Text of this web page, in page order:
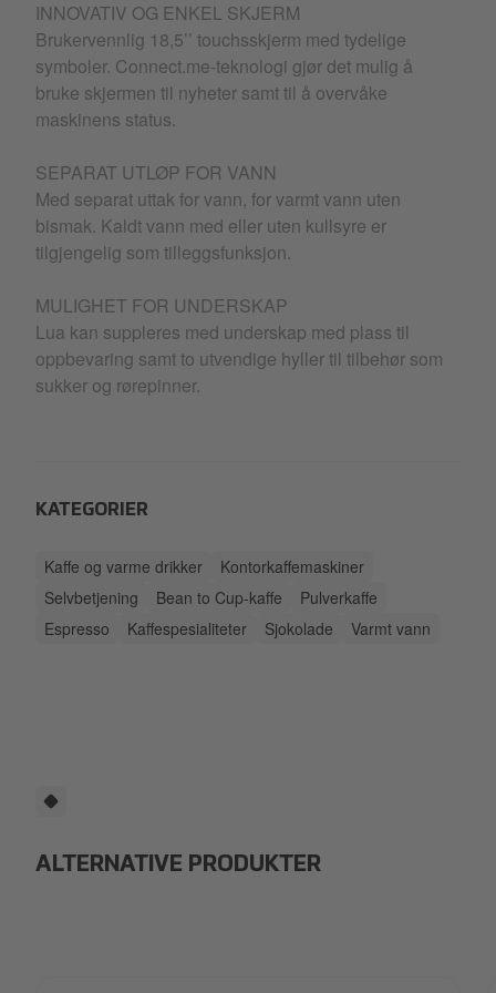
INNOVATIV OG ENKEL SKJERM
Brukervennlig 18,5’’ touchsskjerm med tydelige
symboler. Connect.me-teknologi gjør det mulig å
bruke skjermen til nyheter samt til å overvåke
maskinens status.
SEPARAT UTLØP FOR VANN
Med separat uttak for vann, for varmt vann uten
bismak. Kaldt vann med eller uten kullsyre er
tilgjengelig som tilleggsfunksjon.
MULIGHET FOR UNDERSKAP
Lua kan suppleres med underskap med plass til
oppbevaring samt to utvendige hyller til tilbehør som
sukker og rørepinner.
KATEGORIER
Kaffe og varme drikker
Kontorkaffemaskiner
Selvbetjening
Bean to Cup-kaffe
Pulverkaffe
Espresso
Kaffespesialiteter Sjokolade Varmt vann
ALTERNATIVE PRODUKTER